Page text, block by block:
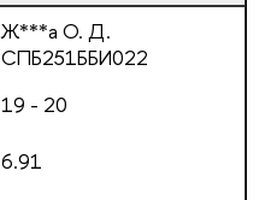
Ж***а О. Д.
СПБ251ББИ022
19 - 20
6.91